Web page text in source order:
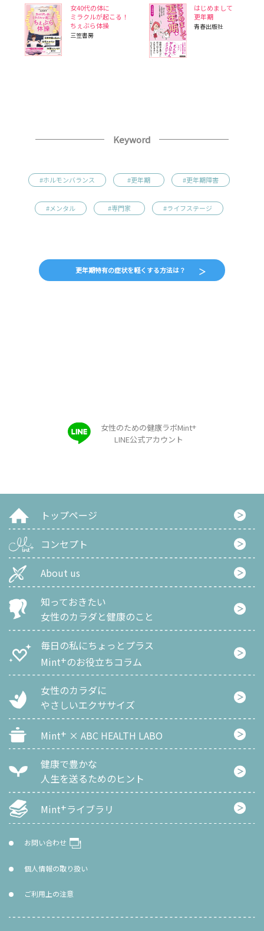
女40代の体に
ミラクルが起こる！
ちぇぶら体操
三笠書房
はじめまして
更年期
青春出版社
Keyword
#ホルモンバランス #更年期 #更年期障害
#メンタル #専門家 #ライフステージ
更年期特有の症状を軽くする方法は？
女性のための健康ラボMint+
LINE公式アカウント
トップページ
コンセプト
About us
知っておきたい
女性のカラダと健康のこと
毎日の私にちょっとプラス
Mint+のお役立ちコラム
女性のカラダに
やさしいエクササイズ
Mint+ × ABC HEALTH LABO
健康で豊かな
人生を送るためのヒント
Mint+ライブラリ
お問い合わせ
個人情報の取り扱い
ご利用上の注意